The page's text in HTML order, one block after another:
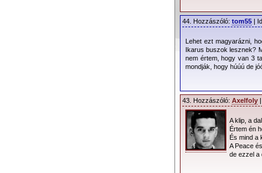
44. Hozzászóló: tom55 |
Lehet ezt magyarázni,
Ikarus buszok lesznek?
nem értem, hogy van 3
mondják, hogy húúú de
43. Hozzászóló: Axelfoly
A klip, a
Értem én
És mind a
A Peace
de ezzel a